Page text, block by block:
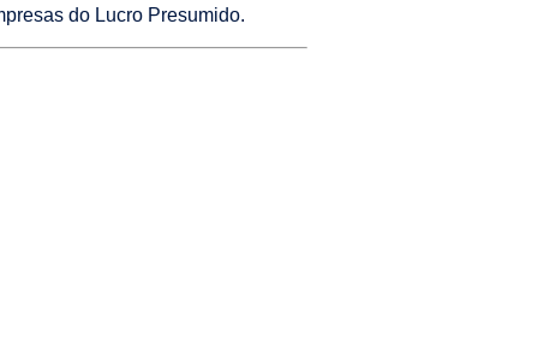
do Lucro Presumido.